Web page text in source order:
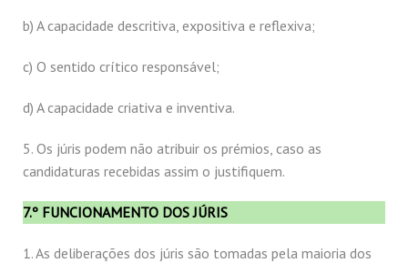
b) A capacidade descritiva, expositiva e reflexiva;
c) O sentido crítico responsável;
d) A capacidade criativa e inventiva.
5. Os júris podem não atribuir os prémios, caso as
candidaturas recebidas assim o justifiquem.
7.º FUNCIONAMENTO DOS JÚRIS
1. As deliberações dos júris são tomadas pela maioria dos